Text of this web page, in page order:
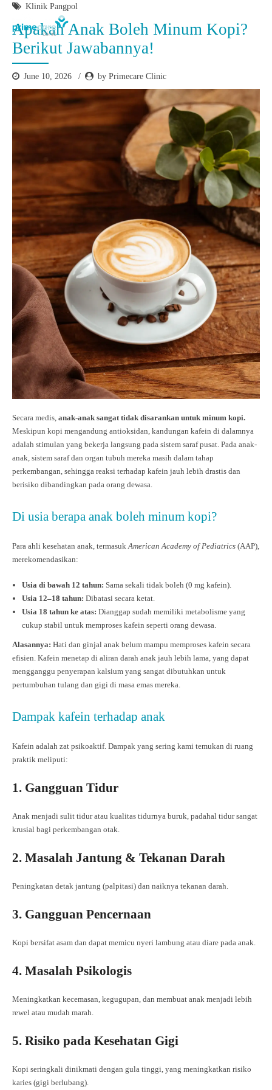
Klinik Pangpol
Apakah Anak Boleh Minum Kopi?
Berikut Jawabannya!
June 10, 2026 by Primecare Clinic
Secara medis, anak-anak sangat tidak disarankan untuk minum kopi.
Meskipun kopi mengandung antioksidan, kandungan kafein di dalamnya
adalah stimulan yang bekerja langsung pada sistem saraf pusat. Pada anak-
anak, sistem saraf dan organ tubuh mereka masih dalam tahap
perkembangan, sehingga reaksi terhadap kafein jauh lebih drastis dan
berisiko dibandingkan pada orang dewasa.
Di usia berapa anak boleh minum kopi?
Para ahli kesehatan anak, termasukAmerican Academy of Pediatrics (AAP),
merekomendasikan:
Usia di bawah 12 tahun: Sama sekali tidak boleh (0 mg kafein).
Usia 12–18 tahun: Dibatasi secara ketat.
Usia 18 tahun ke atas: Dianggap sudah memiliki metabolisme yang
cukup stabil untuk memproses kafein seperti orang dewasa.
Alasannya: Hati dan ginjal anak belum mampu memproses kafein secara
efisien. Kafein menetap di aliran darah anak jauh lebih lama, yang dapat
mengganggu penyerapan kalsium yang sangat dibutuhkan untuk
pertumbuhan tulang dan gigi di masa emas mereka.
Dampak kafein terhadap anak
Kafein adalah zat psikoaktif. Dampak yang sering kami temukan di ruang
praktik meliputi:
1. Gangguan Tidur
Anak menjadi sulit tidur atau kualitas tidurnya buruk, padahal tidur sangat
krusial bagi perkembangan otak.
2. Masalah Jantung & Tekanan Darah
Peningkatan detak jantung (palpitasi) dan naiknya tekanan darah.
3. Gangguan Pencernaan
Kopi bersifat asam dan dapat memicu nyeri lambung atau diare pada anak.
4. Masalah Psikologis
Meningkatkan kecemasan, kegugupan, dan membuat anak menjadi lebih
rewel atau mudah marah.
5. Risiko pada Kesehatan Gigi
Kopi seringkali dinikmati dengan gula tinggi, yang meningkatkan risiko
karies (gigi berlubang).